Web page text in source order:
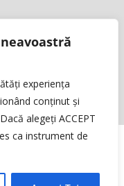
experiența
conținut și
alegeți ACCEPT
ca instrument de